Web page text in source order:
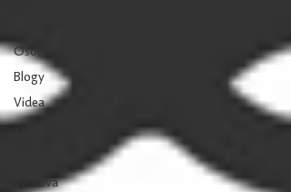
Osobnosti
Blogy
Videa
Dramatická
výchova